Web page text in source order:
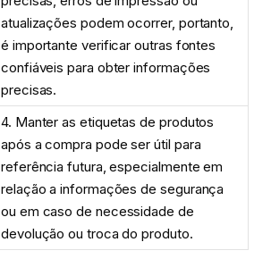
atualizações podem ocorrer, portanto,
é importante verificar outras fontes
confiáveis para obter informações
precisas.
4. Manter as etiquetas de produtos
após a compra pode ser útil para
referência futura, especialmente em
relação a informações de segurança
ou em caso de necessidade de
devolução ou troca do produto.